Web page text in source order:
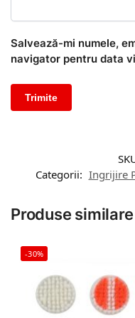
Salvează-mi numele,
navigator pentru data
Categorii: Ingrijire
Produse similare
-30%